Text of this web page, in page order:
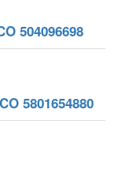
504096698
5801654880